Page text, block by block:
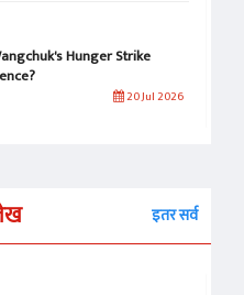
Hunger Strike
20 Jul 2026
इतर सर्व